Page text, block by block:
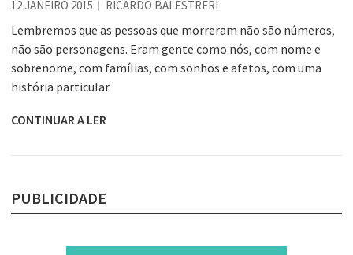
12 JANEIRO 2015 RICARDO BALESTRERI
Lembremos que as pessoas que morreram não são números,
não são personagens. Eram gente como nós, com nome e
sobrenome, com famílias, com sonhos e afetos, com uma
história particular.
CONTINUAR A LER
PUBLICIDADE